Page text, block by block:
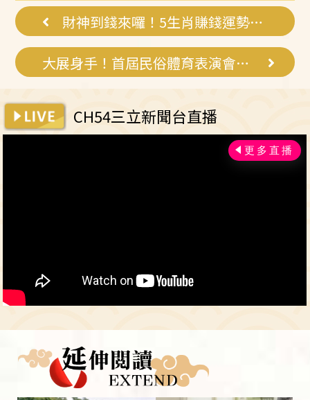
財神到錢來囉！5生肖賺錢運勢大漲
大展身手！首屆民俗體育表演會登場
CH54三立新聞台直播